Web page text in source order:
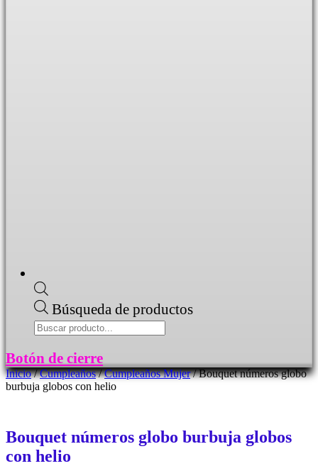
Búsqueda de productos
Botón de cierre
Inicio/Cumpleaños/Cumpleaños Mujer/ Bouquet números globo
burbuja globos con helio
Bouquet números globo burbuja globos
con helio